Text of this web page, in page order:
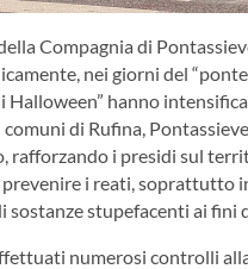
Compagnia di
nei giorni del
Halloween” hanno
di Rufina,
rafforzando i presidi sul
i reati, soprattutto
sostanze stupefacenti ai fini
numerosi controlli